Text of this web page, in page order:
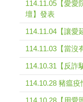
114.11.05【愛愛
壇】發表
114.11.04【讓愛
114.11.03【當沒
114.10.31【反詐
114.10.28 豬瘟
114.10.28【用愛